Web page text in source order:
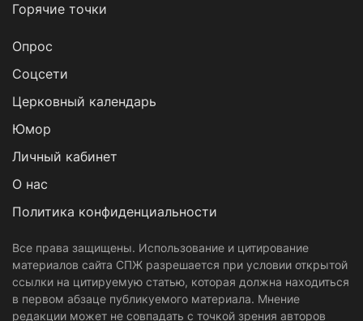
Горячие точки
Опрос
Cоцсети
Церковный календарь
Юмор
Личный кабинет
О нас
Политика конфиденциальности
Все права защищены. Использование и цитирование
материалов сайта СПЖ разрешается при условии открытой
ссылки на цитируемую статью, которая должна находиться
в первом абзаце публикуемого материала. Мнение
редакции может не совпадать с точкой зрения авторов